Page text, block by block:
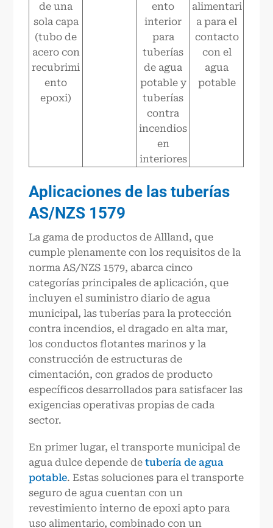
de una
sola capa
(tubo de
acero con
recubrimi
ento
epoxi)
ento
interior
para
tuberías
de agua
potable y
tuberías
contra
incendios
en
interiores
alimentari
a para el
contacto
con el
agua
potable
Aplicaciones de las tuberías
AS/NZS 1579
La gama de productos de Allland, que
cumple plenamente con los requisitos de la
norma AS/NZS 1579, abarca cinco
categorías principales de aplicación, que
incluyen el suministro diario de agua
municipal, las tuberías para la protección
contra incendios, el dragado en alta mar,
los conductos flotantes marinos y la
construcción de estructuras de
cimentación, con grados de producto
específicos desarrollados para satisfacer las
exigencias operativas propias de cada
sector.
En primer lugar, el transporte municipal de
agua dulce depende detubería de agua
potable. Estas soluciones para el transporte
seguro de agua cuentan con un
revestimiento interno de epoxi apto para
uso alimentario, combinado con un